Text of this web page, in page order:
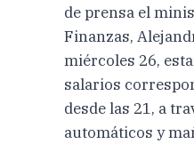
de prensa el
Finanzas,
miércoles 26,
salarios
desde las 21, a
automáticos y